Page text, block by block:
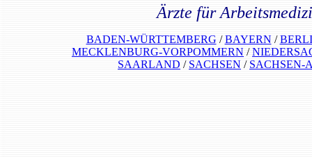
Ärzte für
BADEN-WÜRTTEMBERG /BAYERN/
MECKLENBURG-VORPOMMERN /
SAARLAND / SACHSEN / SACHSEN-